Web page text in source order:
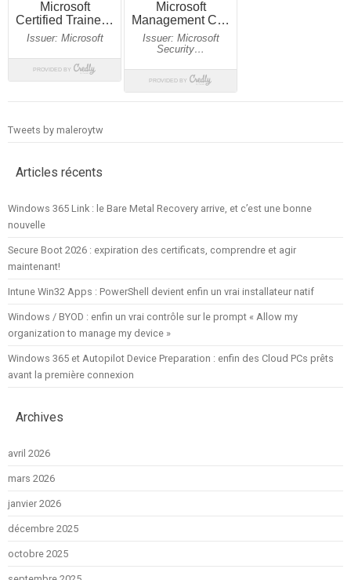
Tweets by maleroytw
Articles récents
Windows 365 Link : le Bare Metal Recovery arrive, et c’est une bonne
nouvelle
Secure Boot 2026 : expiration des certificats, comprendre et agir
maintenant!
Intune Win32 Apps : PowerShell devient enfin un vrai installateur natif
Windows / BYOD : enfin un vrai contrôle sur le prompt « Allow my
organization to manage my device »
Windows 365 et Autopilot Device Preparation : enfin des Cloud PCs prêts
avant la première connexion
Archives
avril 2026
mars 2026
janvier 2026
décembre 2025
octobre 2025